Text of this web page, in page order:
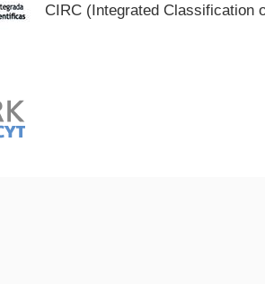
CIRC (Integrated Classification